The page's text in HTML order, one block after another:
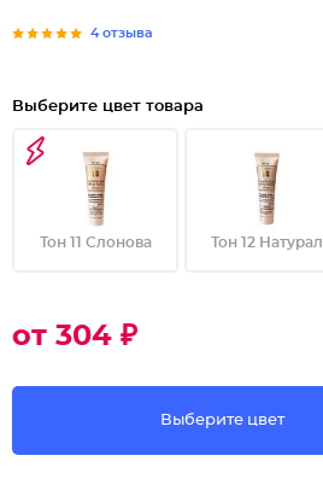
4 отзыва
Выберите цвет товара
Тон 11 Слонова Тон 12 Натурал
от 304 ₽
Выберите цвет